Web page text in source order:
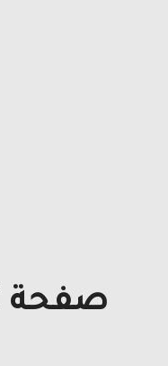
صفحة